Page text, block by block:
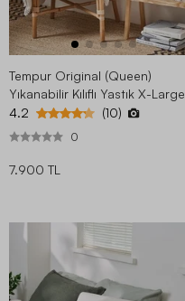
Tempur Original (Queen)
Yıkanabilir Kılıflı Yastık X-Large
4.2
(10)
0
7.900 TL